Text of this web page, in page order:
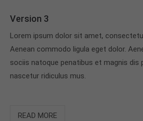
Version 3
Lorem ipsum dolor sit amet,
Aenean commodo ligula eget dolor.
sociis natoque penatibus et magnis dis
nascetur ridiculus mus.
READ MORE